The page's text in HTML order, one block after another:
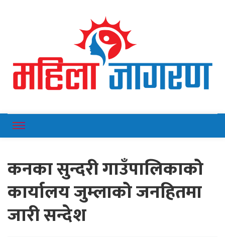
Mahilajagaran
कनका सुन्दरी गाउँपालिकाको
कार्यालय जुम्लाको जनहितमा
जारी सन्देश